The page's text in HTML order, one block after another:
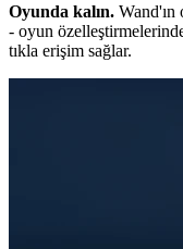
Oyunda kalın. Wand'ın
- oyun
tıkla erişim sağlar.